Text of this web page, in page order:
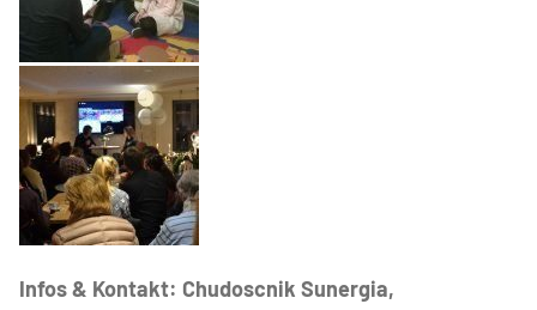
Infos & Kontakt: Chudoscnik Sunergia,